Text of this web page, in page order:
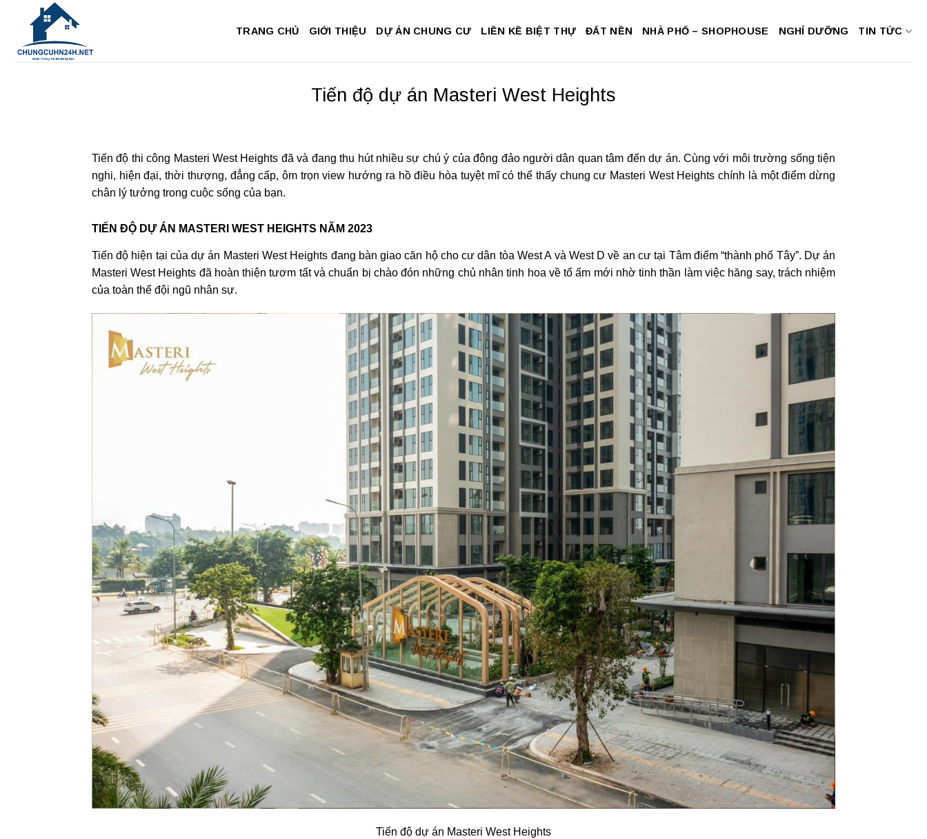
dung
TRANG CHỦ GIỚI THIỆU DỰ ÁN CHUNG CƯ LIỀN KỀ BIỆT THỰ ĐẤT NỀN NHÀ PHỐ – SHOPHOUSE NGHỈ DƯỠNG TIN TỨC
Tiến độ dự án Masteri West Heights
Tiến độ thi công Masteri West Heights đã và đang thu hút nhiều sự chú ý của đông đảo người dân quan tâm đến dự án. Cùng với môi trường sống tiện
nghi, hiện đại, thời thượng, đẳng cấp, ôm trọn view hướng ra hồ điều hòa tuyệt mĩ có thể thấy chung cư Masteri West Heights chính là một điểm dừng
chân lý tưởng trong cuộc sống của bạn.
TIẾN ĐỘ DỰ ÁN MASTERI WEST HEIGHTS NĂM 2023
Tiến độ hiện tại của dự án Masteri West Heights đang bàn giao căn hộ cho cư dân tòa West A và West D về an cư tại Tâm điểm “thành phố Tây”. Dự án
Masteri West Heights đã hoàn thiện tươm tất và chuẩn bị chào đón những chủ nhân tinh hoa về tổ ấm mới nhờ tinh thần làm việc hăng say, trách nhiệm
của toàn thể đội ngũ nhân sự.
Tiến độ dự án Masteri West Heights